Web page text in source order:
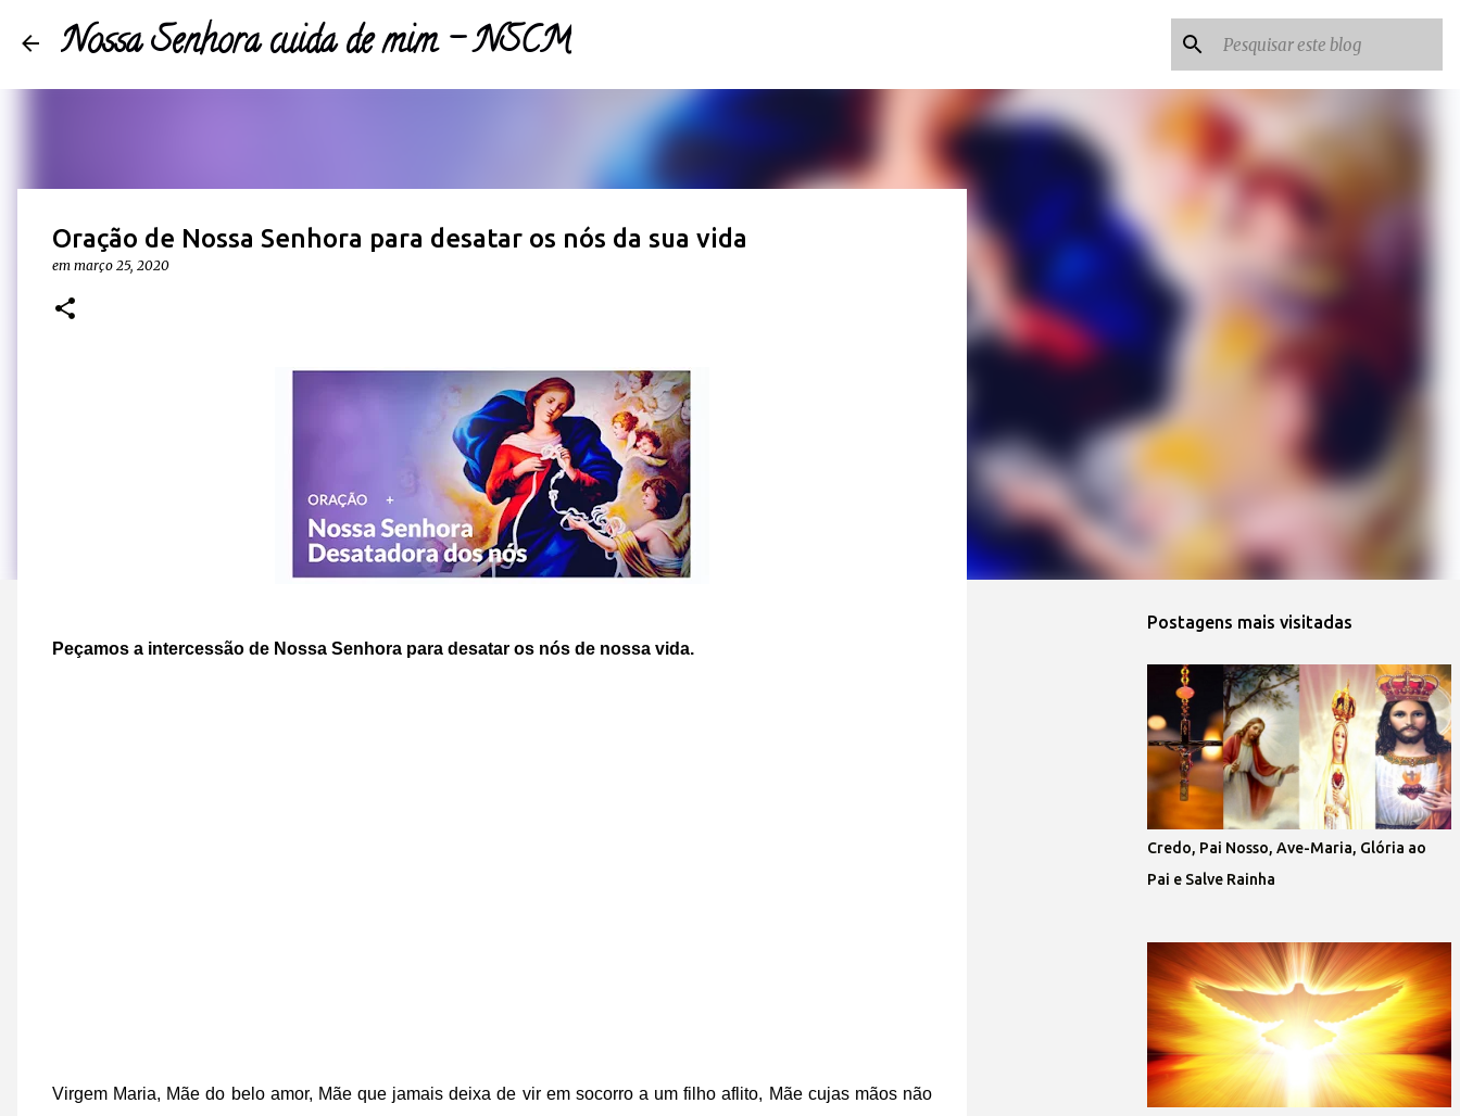
Nossa Senhora cuida de mim - NSCM
Oração de Nossa Senhora para desatar os nós da sua vida
em março 25, 2020
Peçamos a intercessão de Nossa Senhora para desatar os nós de nossa vida.
Virgem Maria, Mãe do belo amor, Mãe que jamais deixa de vir em socorro a um filho aflito, Mãe cujas mãos não
Postagens mais visitadas
Credo, Pai Nosso, Ave-Maria, Glória ao
Pai e Salve Rainha